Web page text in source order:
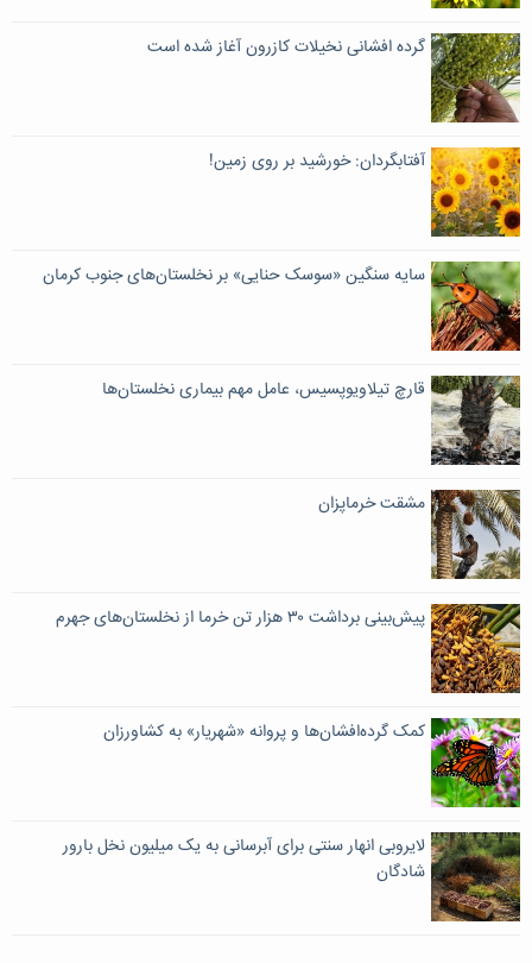
گرده افشانی نخیلات کازرون آغاز شده است
آفتابگردان: خورشید بر روی زمین!
سایه سنگین «سوسک حنایی» بر نخلستان‌های جنوب کرمان
قارچ تیلاویوپسیس،‌ عامل مهم بیماری‌ نخلستان‌ها
مشقت خرماپزان
پیش‌بینی برداشت ۳۰ هزار تن خرما از نخلستان‌های جهرم
کمک گرده‌افشان‌ها و پروانه‌ «شهریار» به کشاورزان
لایروبی انهار سنتی برای آبرسانی به یک میلیون نخل بارور
شادگان